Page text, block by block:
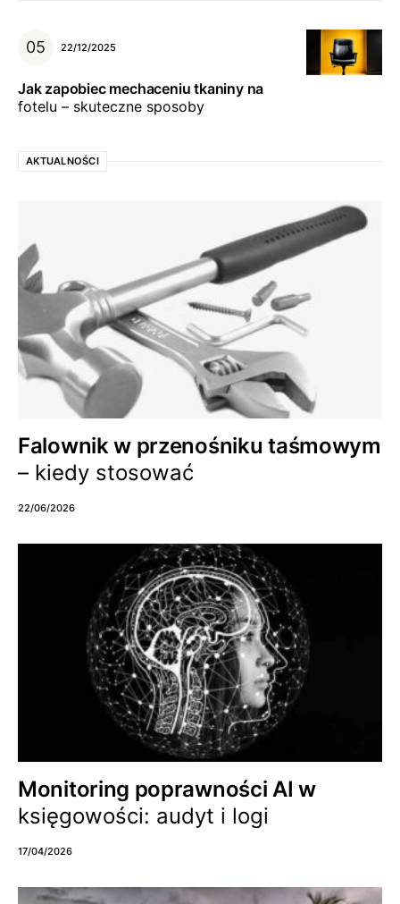
22/12/2025
Jak zapobiec mechaceniu tkaniny na
fotelu – skuteczne sposoby
AKTUALNOŚCI
Falownik w przenośniku taśmowym
– kiedy stosować
22/06/2026
Monitoring poprawności AI w
księgowości: audyt i logi
17/04/2026